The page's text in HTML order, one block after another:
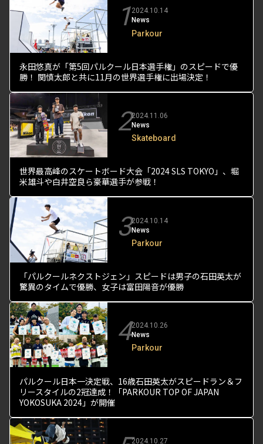
12024.10.14
News
Parkour
永田悠真が「第5回パルクール日本選手権」のスピードで優
勝！ 関慎太郎と共に11月の世界選手権に出場決定！
22024.11.06
News
Skateboard
世界最高峰のスケートボード大会「2024 SLS TOKYO」、堀
米雄斗や白井空良ら豪華選手が参戦！
32024.10.14
News
Parkour
「パルクールネクストジェン」スピードは男子の石田英太が
驚異のタイムで優勝、女子は富田陽音が優勝
42024.10.26
News
Parkour
パルクール日本一決定戦、16歳石田英太がスピードラン＆フ
リースタイルの2冠達成！「PARKOUR TOP OF JAPAN
YOKOSUKA 2024」が開催
2024.10.27